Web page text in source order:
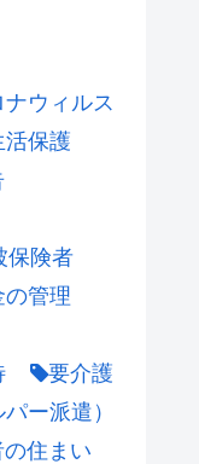
ウィルス
活保護
保険者
の管理
要介護
ー派遣）
住まい